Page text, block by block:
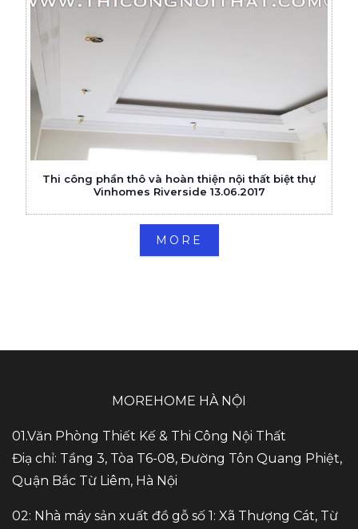
Thi công phần thô và hoàn thiện nội thất biệt thự
Vinhomes Riverside 13.06.2017
MORE
MOREHOME HÀ NỘI
01.Văn Phòng Thiết Kế & Thi Công Nội Thất
Điạ chỉ: Tầng 3, Tòa T6-08, Đường Tôn Quang Phiệt,
Quận Bắc Từ Liêm, Hà Nội
02: Nhà máy sản xuất đồ gỗ số 1: Xã Thượng Cát, Từ